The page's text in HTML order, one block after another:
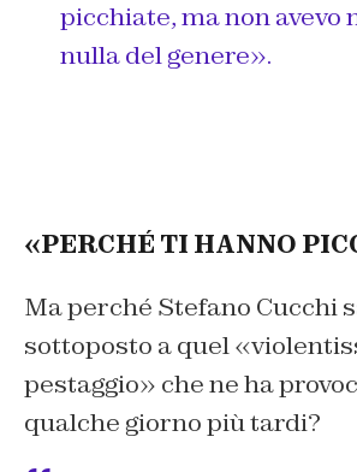
picchiate, ma non avevo
nulla del genere».
«PERCHÉ TI HANNO
Ma perché Stefano Cucchi
sottoposto a quel
pestaggio» che ne ha
qualche giorno più tardi?